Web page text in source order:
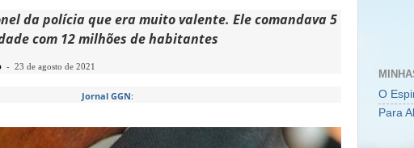
da polícia que era muito valente. Ele comandava 5
com 12 milhões de habitantes
- 23 de agosto de 2021
Jornal GGN:
O
Para